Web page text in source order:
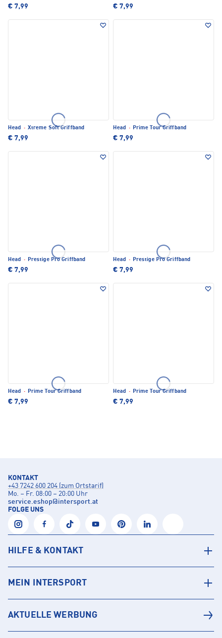
€ 7,99 € 7,99
Head · Xtreme Soft Griffband
€ 7,99
Head · Prime Tour Griffband
€ 7,99
Head · Prestige Pro Griffband
€ 7,99
Head · Prestige Pro Griffband
€ 7,99
Head · Prime Tour Griffband
€ 7,99
Head · Prime Tour Griffband
€ 7,99
KONTAKT
+43 7242 600 204 (zum Ortstarif)
Mo. – Fr. 08:00 – 20:00 Uhr
service.eshop@intersport.at
FOLGE UNS
HILFE & KONTAKT
MEIN INTERSPORT
AKTUELLE WERBUNG